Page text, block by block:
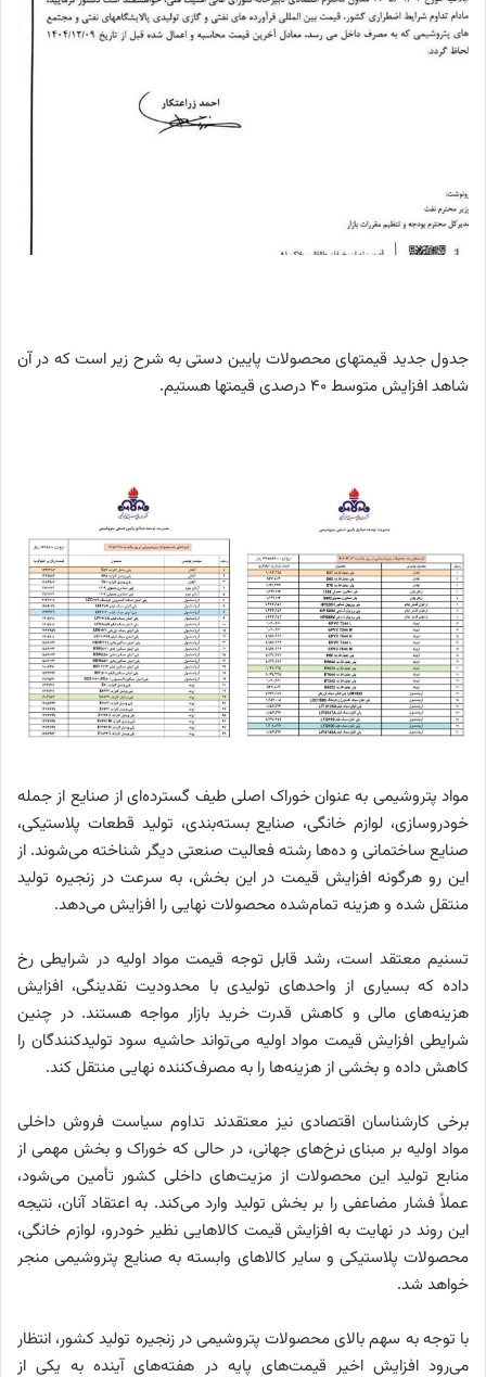
جدول جدید قیمتهای محصولات پایین دستی به شرح زیر است که در آن
شاهد افزایش متوسط 40 درصدی قیمتها هستیم.
مواد پتروشیمی به عنوان خوراک اصلی طیف گسترده‌ای از صنایع از جمله
خودروسازی، لوازم خانگی، صنایع بسته‌بندی، تولید قطعات پلاستیکی،
صنایع ساختمانی و ده‌ها رشته فعالیت صنعتی دیگر شناخته می‌شوند. از
این رو هرگونه افزایش قیمت در این بخش، به سرعت در زنجیره تولید
منتقل شده و هزینه تمام‌شده محصولات نهایی را افزایش می‌دهد.
تسنیم معتقد است، رشد قابل توجه قیمت مواد اولیه در شرایطی رخ
داده که بسیاری از واحدهای تولیدی با محدودیت نقدینگی، افزایش
هزینه‌های مالی و کاهش قدرت خرید بازار مواجه هستند. در چنین
شرایطی افزایش قیمت مواد اولیه می‌تواند حاشیه سود تولیدکنندگان را
کاهش داده و بخشی از هزینه‌ها را به مصرف‌کننده نهایی منتقل کند.
برخی کارشناسان اقتصادی نیز معتقدند تداوم سیاست فروش داخلی
مواد اولیه بر مبنای نرخ‌های جهانی، در حالی که خوراک و بخش مهمی از
منابع تولید این محصولات از مزیت‌های داخلی کشور تأمین می‌شود،
عملاً فشار مضاعفی را بر بخش تولید وارد می‌کند. به اعتقاد آنان، نتیجه
این روند در نهایت به افزایش قیمت کالاهایی نظیر خودرو، لوازم خانگی،
محصولات پلاستیکی و سایر کالاهای وابسته به صنایع پتروشیمی منجر
خواهد شد.
با توجه به سهم بالای محصولات پتروشیمی در زنجیره تولید کشور، انتظار
می‌رود افزایش اخیر قیمت‌های پایه در هفته‌های آینده به یکی از